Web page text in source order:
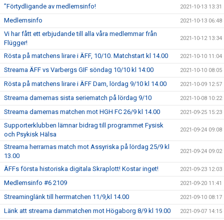
”Förtydligande av medlemsinfo! 2021-10-13 13:31
Medlemsinfo 2021-10-13 06:48
Vi har fått ett erbjudande till alla våra medlemmar från
Flügger!
2021-10-12 13:34
Rösta på matchens lirare i ÄFF, 10/10. Matchstart kl 14.00 2021-10-10 11:04
Streama ÄFF vs Varbergs GIF söndag 10/10 kl 14:00 2021-10-10 08:05
Rösta på matchens lirare i ÄFF Dam, lördag 9/10 kl 14.00 2021-10-09 12:57
Streama damernas sista seriematch på lördag 9/10 2021-10-08 10:22
Streama damernas matchen mot HGH FC 26/9 kl 14.00 2021-09-25 15:23
Supporterklubben lämnar bidrag till programmet Fysisk
och Psykisk Hälsa
2021-09-24 09:08
Streama herrarnas match mot Assyriska på lördag 25/9 kl
13.00
2021-09-24 09:02
ÄFFs första historiska digitala Skraplott! Kostar inget! 2021-09-23 12:03
Medlemsinfo #6 2109 2021-09-20 11:41
Streaminglänk till herrmatchen 11/9,kl 14.00 2021-09-10 08:17
Länk att streama dammatchen mot Högaborg 8/9 kl 19.00 2021-09-07 14:15